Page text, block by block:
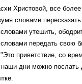
Христовой, все
словами
утешить,
передать свою
приветствие, со
дни можно послать